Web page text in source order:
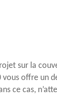
sur la
offre un
ce cas,